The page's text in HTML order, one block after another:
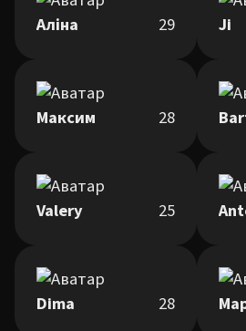
Аліна 29 Ji
Максим 28
Valery 25
Dima 28